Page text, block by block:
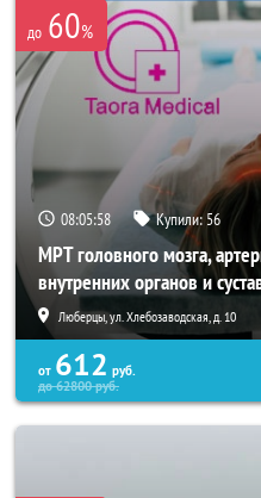
до 60%
08:05:55 Купили:56
МРТ головного мозга,
внутренних органов и
Люберцы, ул. Хлебозаводская, д. 10
от 612 руб.
до62800руб.